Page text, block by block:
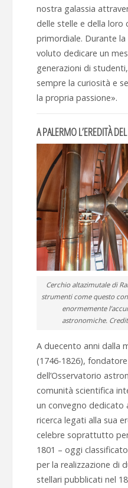
nostra galassia
delle stelle e della loro
primordiale. Durante la
voluto dedicare un
generazioni di
sempre la curiosità e
la propria passione».
A PALERMO L’EREDITÀ
Cerchio altazimutale di
strumenti come questo
enormemente
astronomiche.
A duecento anni dalla
(1746-1826),
dell’Osservatorio
comunità scientifica
un convegno dedicato
ricerca legati alla sua
celebre soprattutto
1801 – oggi
per la realizzazione di
stellari pubblicati nel